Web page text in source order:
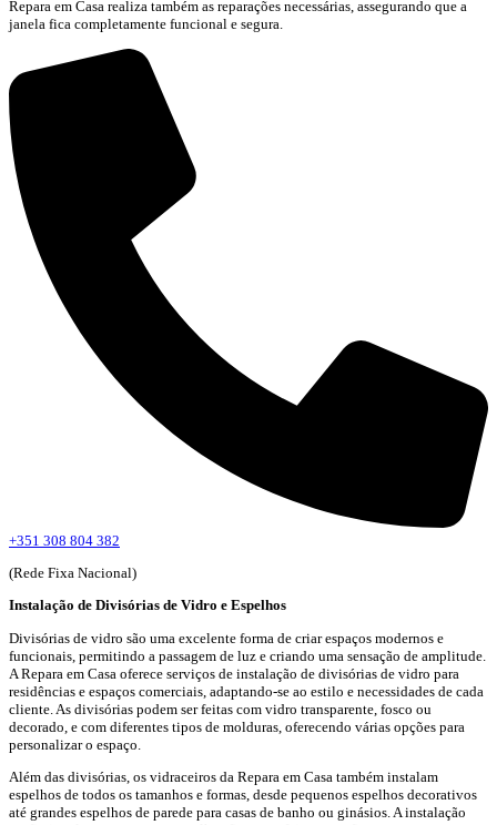
Repara em Casa realiza também as reparações necessárias, assegurando que a
janela fica completamente funcional e segura.
+351 308 804 382
(Rede Fixa Nacional)
Instalação de Divisórias de Vidro e Espelhos
Divisórias de vidro são uma excelente forma de criar espaços modernos e
funcionais, permitindo a passagem de luz e criando uma sensação de amplitude.
A Repara em Casa oferece serviços de instalação de divisórias de vidro para
residências e espaços comerciais, adaptando-se ao estilo e necessidades de cada
cliente. As divisórias podem ser feitas com vidro transparente, fosco ou
decorado, e com diferentes tipos de molduras, oferecendo várias opções para
personalizar o espaço.
Além das divisórias, os vidraceiros da Repara em Casa também instalam
espelhos de todos os tamanhos e formas, desde pequenos espelhos decorativos
até grandes espelhos de parede para casas de banho ou ginásios. A instalação